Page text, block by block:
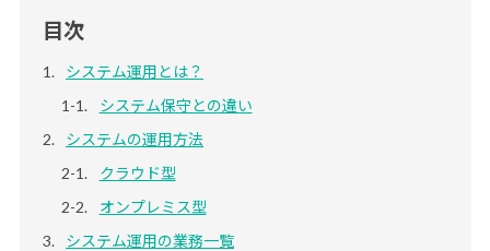
目次
システム運用とは？
システム保守との違い
システムの運用方法
クラウド型
オンプレミス型
システム運用の業務一覧